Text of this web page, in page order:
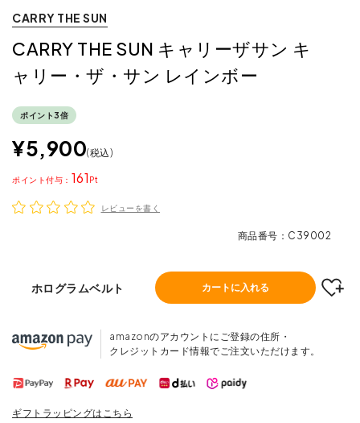
CARRY THE SUN
CARRY THE SUN キャリーザサン キ
ャリー・ザ・サン レインボー
ポイント3倍
¥5,900 税込
161
ポイント
レビューを書く
商品番号 C39002
ホログラムベルト カートに入れる
amazonのアカウントにご登録の住所・
クレジットカード情報でご注文いただけます。
ギフトラッピングはこちら